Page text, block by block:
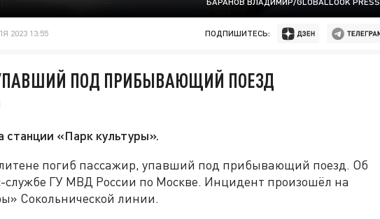
2023 13:55 ПОДПИШИТЕСЬ:
ПОД ПРИБЫВАЮЩИЙ ПОЕЗД
станции «Парк культуры».
погиб пассажир, упавший под прибывающий поезд. Об
службе ГУ МВД России по Москве. Инцидент произошёл на
Сокольнической линии.